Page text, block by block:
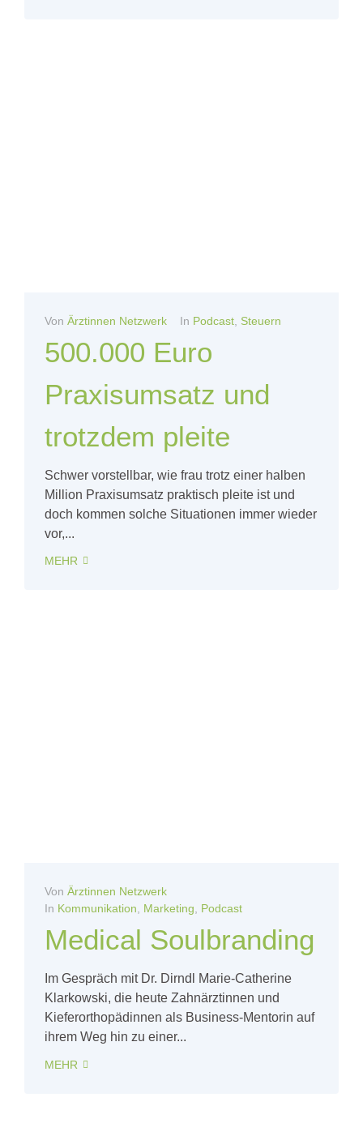
Von Ärztinnen Netzwerk In Podcast Steuern
500.000 Euro
Praxisumsatz und
trotzdem pleite
Schwer vorstellbar, wie frau trotz einer halben
Million Praxisumsatz praktisch pleite ist und
doch kommen solche Situationen immer wieder
vor,...
MEHR
Von Ärztinnen Netzwerk
In Kommunikation Marketing Podcast
Medical Soulbranding
Im Gespräch mit Dr. Dirndl Marie-Catherine
Klarkowski, die heute Zahnärztinnen und
Kieferorthopädinnen als Business-Mentorin auf
ihrem Weg hin zu einer...
MEHR